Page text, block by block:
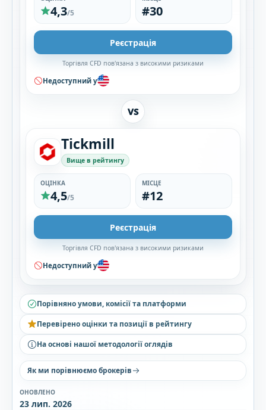
4,3/5 #30
Реєстрація
Торгівля CFD пов'язана з високими ризиками
Недоступний у
VS
Tickmill
Вище в рейтингу
ОЦІНКА
4,5/5
МІСЦЕ
#12
Реєстрація
Торгівля CFD пов'язана з високими ризиками
Недоступний у
Порівняно умови, комісії та платформи
Перевірено оцінки та позиції в рейтингу
На основі нашої методології оглядів
Як ми порівнюємо брокерів
ОНОВЛЕНО
23 лип. 2026